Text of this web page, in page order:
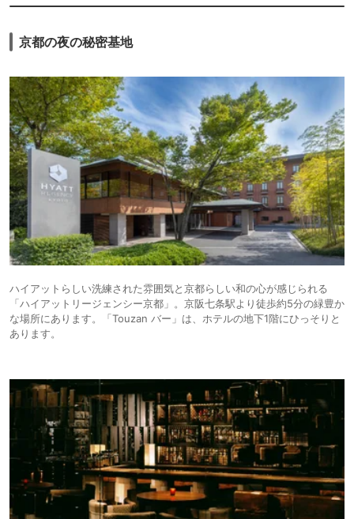
京都の夜の秘密基地
ハイアットらしい洗練された雰囲気と京都らしい和の心が感じられる
「ハイアットリージェンシー京都」。京阪七条駅より徒歩約5分の緑豊か
な場所にあります。「Touzan バー」は、ホテルの地下1階にひっそりと
あります。